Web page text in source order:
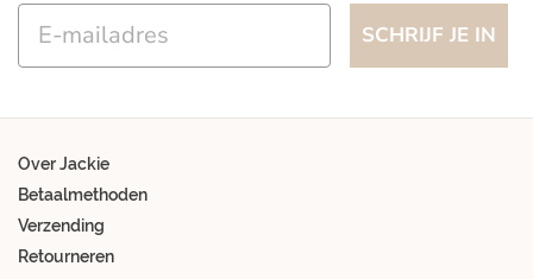
Email
SCHRIJF JE IN
Over Jackie
Betaalmethoden
Verzending
Retourneren